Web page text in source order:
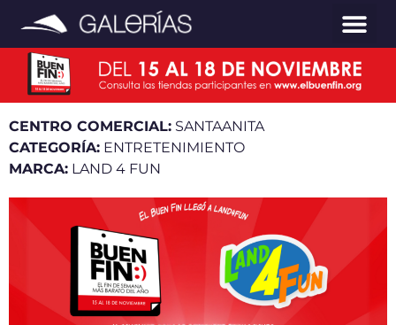
CENTRO COMERCIAL: SANTAANITA
CATEGORÍA: ENTRETENIMIENTO
MARCA: LAND 4 FUN